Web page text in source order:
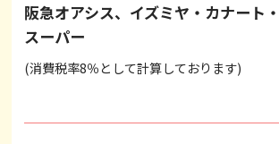
阪急オアシス、イズミヤ・カナート
スーパー
(消費税率8％として計算しております)